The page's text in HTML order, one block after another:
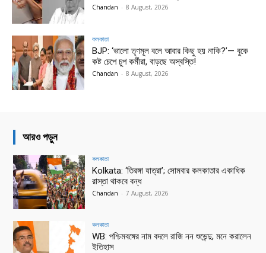
Chandan - 8 August, 2026
কলকাতা
BJP: ‘ভালো তৃণমূল বলে আবার কিছু হয় নাকি?’— বুকে
কষ্ট চেপে চুপ কর্মীরা, বাড়ছে অস্বস্তি!
Chandan - 8 August, 2026
আরও পড়ুন
কলকাতা
Kolkata: ‘তিরঙ্গা যাত্রা’; সোমবার কলকাতার একাধিক
রাস্তা থাকবে বন্ধ
Chandan - 7 August, 2026
কলকাতা
WB: পশ্চিমবঙ্গের নাম বদলে রাজি নন শুভেন্দু; মনে করালেন
ইতিহাস